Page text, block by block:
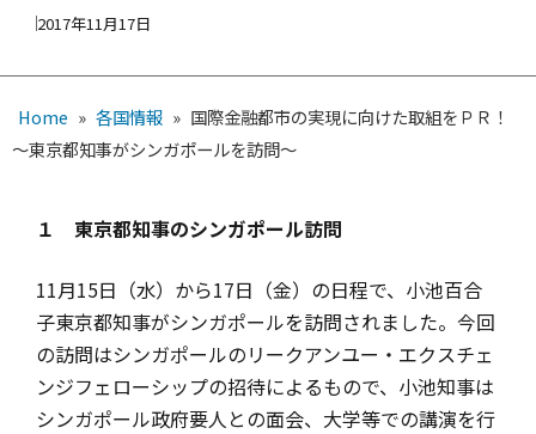
2017年11月17日
Home » 各国情報 » 国際金融都市の実現に向けた取組をＰＲ！
～東京都知事がシンガポールを訪問～
１ 東京都知事のシンガポール訪問
11月15日（水）から17日（金）の日程で、小池百合
子東京都知事がシンガポールを訪問されました。今回
の訪問はシンガポールのリークアンユー・エクスチェ
ンジフェローシップの招待によるもので、小池知事は
シンガポール政府要人との面会、大学等での講演を行